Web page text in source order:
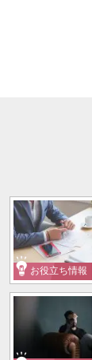
お役立ち情報